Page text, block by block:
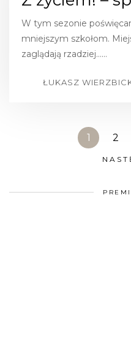
W tym sezonie
mniejszym szkołom.
zaglądają rzadziej……
ŁUKASZ
1 2